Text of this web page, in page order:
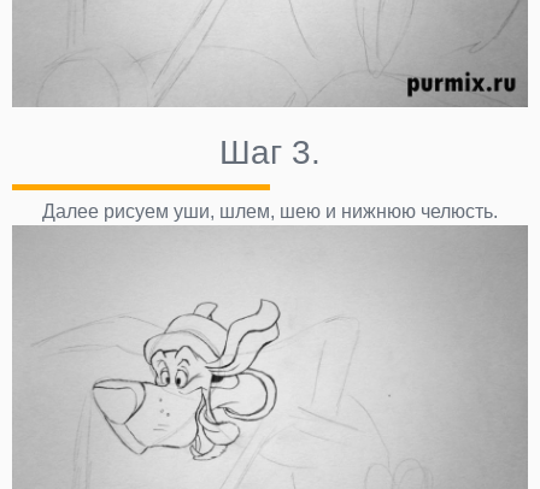
Шаг 3.
Далее рисуем уши, шлем, шею и нижнюю челюсть.